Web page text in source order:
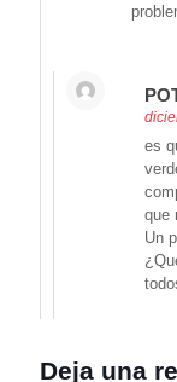
es
que
Un
Deja una